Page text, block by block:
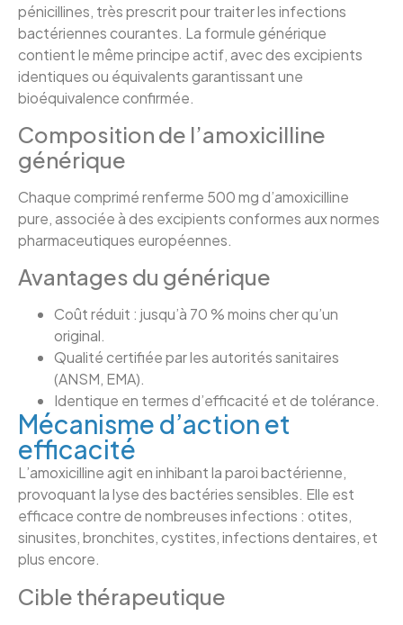
pénicillines, très prescrit pour traiter les infections
bactériennes courantes. La formule générique
contient le même principe actif, avec des excipients
identiques ou équivalents garantissant une
bioéquivalence confirmée.
Composition de l’amoxicilline
générique
Chaque comprimé renferme 500 mg d’amoxicilline
pure, associée à des excipients conformes aux normes
pharmaceutiques européennes.
Avantages du générique
Coût réduit : jusqu’à 70 % moins cher qu’un
original.
Qualité certifiée par les autorités sanitaires
(ANSM, EMA).
Identique en termes d’efficacité et de tolérance.
Mécanisme d’action et
efficacité
L’amoxicilline agit en inhibant la paroi bactérienne,
provoquant la lyse des bactéries sensibles. Elle est
efficace contre de nombreuses infections : otites,
sinusites, bronchites, cystites, infections dentaires, et
plus encore.
Cible thérapeutique